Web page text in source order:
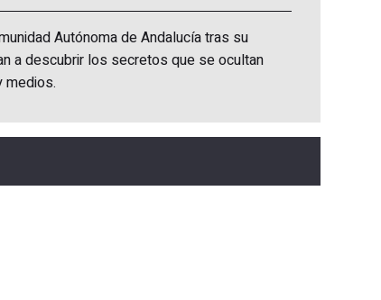
Autónoma de Andalucía tras su
a descubrir los secretos que se ocultan
medios.